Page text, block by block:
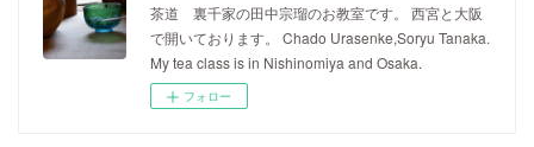
茶道 裏千家の田中宗瑠のお教室です。 西宮と大阪
で開いております。 Chado Urasenke,Soryu Tanaka.
My tea class is in Nishinomiya and Osaka.
フォロー